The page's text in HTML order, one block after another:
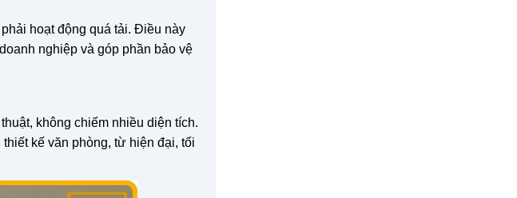
hoạt động quá tải. Điều này
nghiệp và góp phần bảo vệ
không chiếm nhiều diện tích.
kế văn phòng, từ hiện đại, tối